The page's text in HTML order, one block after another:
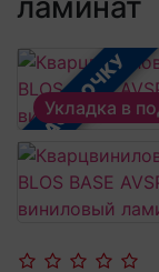
Посмотреть
В РАССРОЧКУ
Укладка в